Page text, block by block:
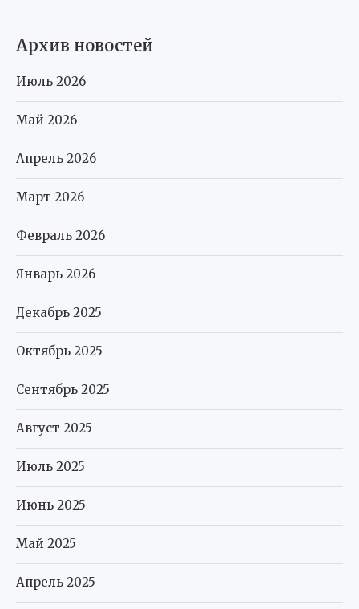
Архив новостей
Июль 2026
Май 2026
Апрель 2026
Март 2026
Февраль 2026
Январь 2026
Декабрь 2025
Октябрь 2025
Сентябрь 2025
Август 2025
Июль 2025
Июнь 2025
Май 2025
Апрель 2025